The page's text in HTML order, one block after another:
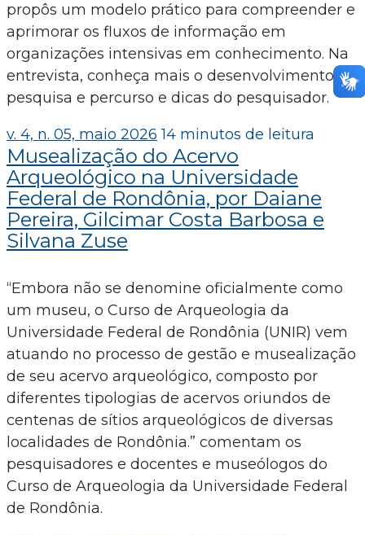
propôs um modelo prático para compreender e
aprimorar os fluxos de informação em
organizações intensivas em conhecimento. Na
entrevista, conheça mais o desenvolvimento da
pesquisa e percurso e dicas do pesquisador.
v. 4, n. 05, maio 2026 14 minutos de leitura
Musealização do Acervo
Arqueológico na Universidade
Federal de Rondônia, por Daiane
Pereira, Gilcimar Costa Barbosa e
Silvana Zuse
“Embora não se denomine oficialmente como
um museu, o Curso de Arqueologia da
Universidade Federal de Rondônia (UNIR) vem
atuando no processo de gestão e musealização
de seu acervo arqueológico, composto por
diferentes tipologias de acervos oriundos de
centenas de sítios arqueológicos de diversas
localidades de Rondônia.” comentam os
pesquisadores e docentes e museólogos do
Curso de Arqueologia da Universidade Federal
de Rondônia.